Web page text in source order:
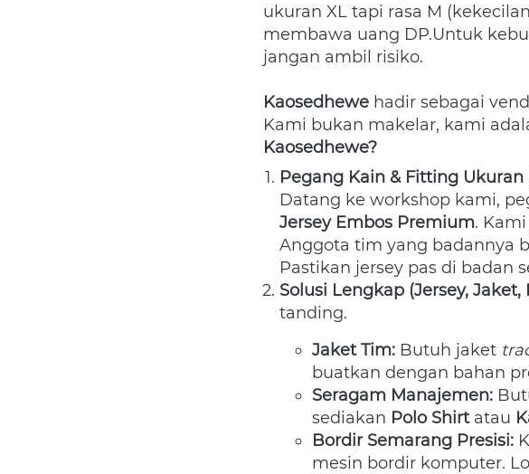
ukuran XL tapi rasa M
membawa uang DP.Untuk
jangan ambil risiko.
Kaosedhewe hadir sebagai
Kami bukan makelar, kami
Kaosedhewe?
Pegang Kain & Fitting Ukuran
Jersey Embos Premium.
Anggota tim yang badannya
Pastikan jersey pas di badan
Solusi Lengkap (Jersey, Jaket,
tanding.
Jaket Tim: Butuh jaket
buatkan dengan bahan
Seragam Manajemen:
sediakan Polo Shirt atau
Bordir Semarang Presisi:
mesin bordir komputer.